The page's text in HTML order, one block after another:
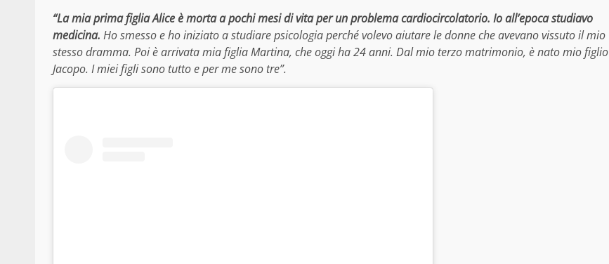
“La mia prima figlia Alice è morta a pochi mesi di vita per un problema cardiocircolatorio. Io all’epoca studiavo
medicina. Ho smesso e ho iniziato a studiare psicologia perché volevo aiutare le donne che avevano vissuto il mio
stesso dramma. Poi è arrivata mia figlia Martina, che oggi ha 24 anni. Dal mio terzo matrimonio, è nato mio figlio
Jacopo. I miei figli sono tutto e per me sono tre”.